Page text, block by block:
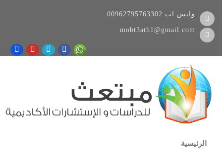
00962795763302 واتس اب
mobt3ath1@gmail.com
الرئيسية